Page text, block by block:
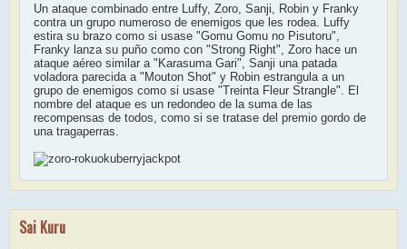
Un ataque combinado entre Luffy, Zoro, Sanji, Robin y Franky
contra un grupo numeroso de enemigos que les rodea. Luffy
estira su brazo como si usase "Gomu Gomu no Pisutoru",
Franky lanza su puño como con "Strong Right", Zoro hace un
ataque aéreo similar a "Karasuma Gari", Sanji una patada
voladora parecida a "Mouton Shot" y Robin estrangula a un
grupo de enemigos como si usase "Treinta Fleur Strangle". El
nombre del ataque es un redondeo de la suma de las
recompensas de todos, como si se tratase del premio gordo de
una tragaperras.
Sai Kuru